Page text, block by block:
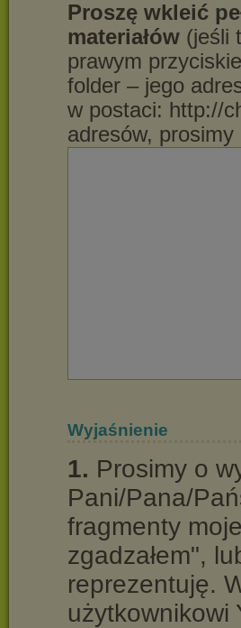
Proszę wkleić
materiałów (jeśli
prawym
folder – jego
w postaci: http://
adresów,
Wyjaśnienie
1. Prosimy o
Pani/Pana/
fragmenty
zgadzałem",
reprezentuję.
użytkownikowi